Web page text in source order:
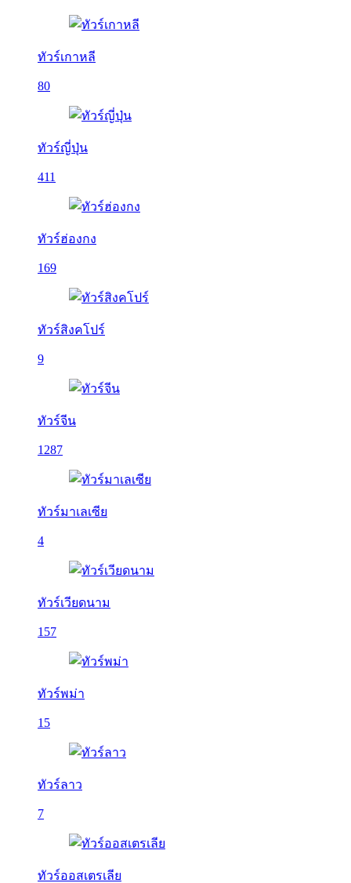
ทัวร์เกาหลี
80
ทัวร์ญี่ปุ่น
411
ทัวร์ฮ่องกง
169
ทัวร์สิงคโปร์
9
ทัวร์จีน
1287
ทัวร์มาเลเซีย
4
ทัวร์เวียดนาม
157
ทัวร์พม่า
15
ทัวร์ลาว
7
ทัวร์ออสเตรเลีย